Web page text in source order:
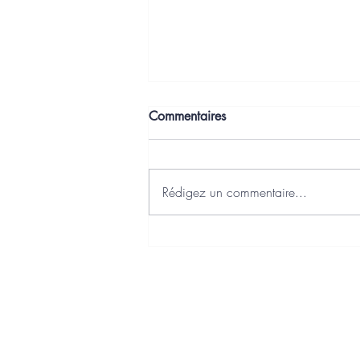
Commentaires
Rédigez un commentaire...